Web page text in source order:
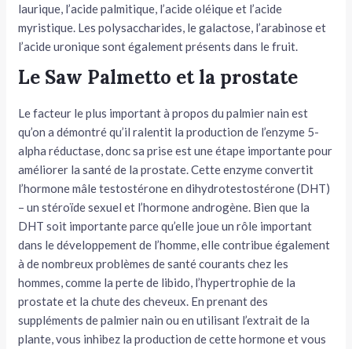
laurique, l’acide palmitique, l’acide oléique et l’acide
myristique. Les polysaccharides, le galactose, l’arabinose et
l’acide uronique sont également présents dans le fruit.
Le Saw Palmetto et la prostate
Le facteur le plus important à propos du palmier nain est
qu’on a démontré qu’il ralentit la production de l’enzyme 5-
alpha réductase, donc sa prise est une étape importante pour
améliorer la santé de la prostate. Cette enzyme convertit
l’hormone mâle testostérone en dihydrotestostérone (DHT)
– un stéroïde sexuel et l’hormone androgène. Bien que la
DHT soit importante parce qu’elle joue un rôle important
dans le développement de l’homme, elle contribue également
à de nombreux problèmes de santé courants chez les
hommes, comme la perte de libido, l’hypertrophie de la
prostate et la chute des cheveux. En prenant des
suppléments de palmier nain ou en utilisant l’extrait de la
plante, vous inhibez la production de cette hormone et vous